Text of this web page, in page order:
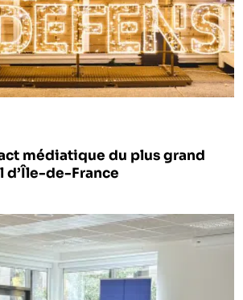
médiatique du plus grand
d’Île-de-France